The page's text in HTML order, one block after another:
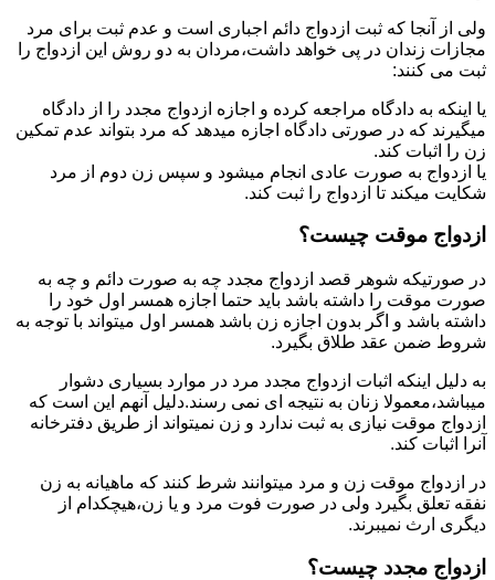
ولی از آنجا که ثبت ازدواج دائم اجباری است و عدم ثبت برای مرد
مجازات زندان در پی خواهد داشت،مردان به دو روش این ازدواج را
ثبت می کنند:
یا اینکه به دادگاه مراجعه کرده و اجازه ازدواج مجدد را از دادگاه
میگیرند که در صورتی دادگاه اجازه میدهد که مرد بتواند عدم تمکین
زن را اثبات کند.
یا ازدواج به صورت عادی انجام میشود و سپس زن دوم از مرد
شکایت میکند تا ازدواج را ثبت کند.
ازدواج موقت چیست؟
در صورتیکه شوهر قصد ازدواج مجدد چه به صورت دائم و چه به
صورت موقت را داشته باشد باید حتما اجازه همسر اول خود را
داشته باشد و اگر بدون اجازه زن باشد همسر اول میتواند با توجه به
شروط ضمن عقد طلاق بگیرد.
به دلیل اینکه اثبات ازدواج مجدد مرد در موارد بسیاری دشوار
میباشد،معمولا زنان به نتیجه ای نمی رسند.دلیل آنهم این است که
ازدواج موقت نیازی به ثبت ندارد و زن نمیتواند از طریق دفترخانه
آنرا اثبات کند.
در ازدواج موقت زن و مرد میتوانند شرط کنند که ماهیانه به زن
نفقه تعلق بگیرد ولی در صورت فوت مرد و یا زن،هیچکدام از
دیگری ارث نمیبرند.
ازدواج مجدد چیست؟